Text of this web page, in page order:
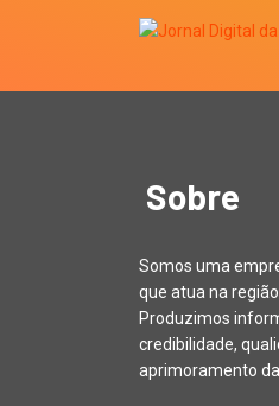
Sobre
Somos uma
que atua na
Produzimos
credibilidade,
aprimoramento